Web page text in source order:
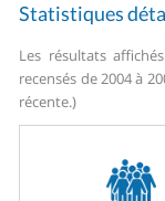
Statistiques
Les résultats
recensés de 2004 à
récente.)